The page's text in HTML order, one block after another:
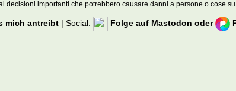
decisioni importanti che potrebbero causare danni a persone o cose
mich antreibt | Social: Folge auf Mastodon oder